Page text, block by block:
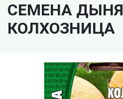
СЕМЕНА ДЫНЯ
КОЛХОЗНИЦА